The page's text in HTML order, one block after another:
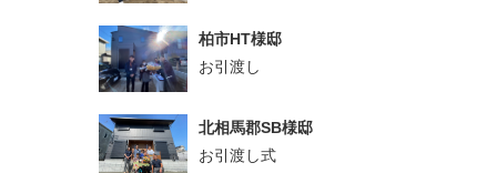
柏市HT様邸
お引渡し
北相馬郡SB様邸
お引渡し式